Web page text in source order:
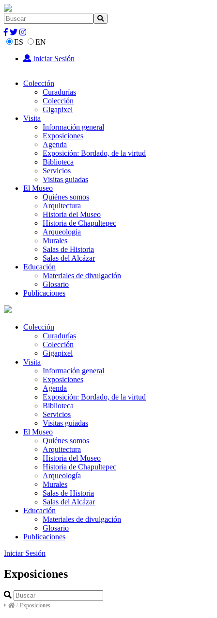
ES
EN
Iniciar Sesión
Colección
Curadurías
Colección
Gigapixel
Visita
Información general
Exposiciones
Agenda
Exposición: Bordado, de la virtud
Biblioteca
Servicios
Visitas guiadas
El Museo
Quiénes somos
Arquitectura
Historia del Museo
Historia de Chapultepec
Arqueología
Murales
Salas de Historia
Salas del Alcázar
Educación
Materiales de divulgación
Glosario
Publicaciones
Colección
Curadurías
Colección
Gigapixel
Visita
Información general
Exposiciones
Agenda
Exposición: Bordado, de la virtud
Biblioteca
Servicios
Visitas guiadas
El Museo
Quiénes somos
Arquitectura
Historia del Museo
Historia de Chapultepec
Arqueología
Murales
Salas de Historia
Salas del Alcázar
Educación
Materiales de divulgación
Glosario
Publicaciones
Iniciar Sesión
Exposiciones
/ Exposiciones